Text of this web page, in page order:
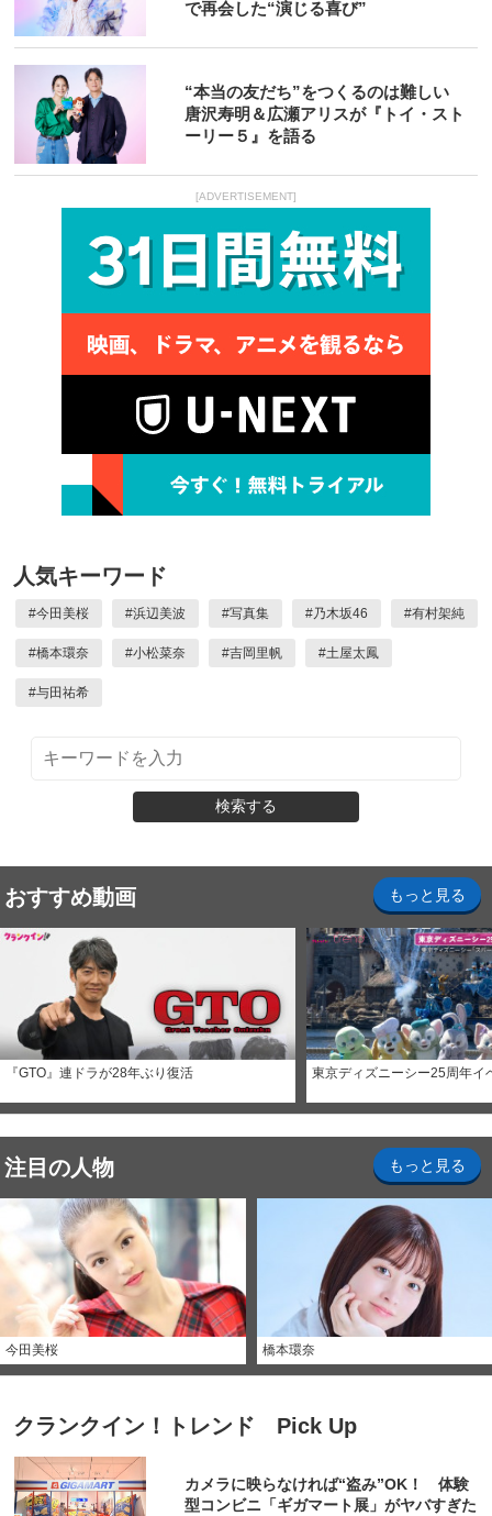
で再会した“演じる喜び”
“本当の友だち”をつくるのは難しい
唐沢寿明＆広瀬アリスが『トイ・スト
ーリー５』を語る
[ADVERTISEMENT]
人気キーワード
#今田美桜 #浜辺美波 #写真集 #乃木坂46 #有村架純
#橋本環奈 #小松菜奈 #吉岡里帆 #土屋太鳳
#与田祐希
検索する
おすすめ動画 もっと見る
『GTO』連ドラが28年ぶり復活 東京ディズニーシー25周年イ
注目の人物 もっと見る
今田美桜 橋本環奈
クランクイン！トレンド Pick Up
カメラに映らなければ“盗み”OK！ 体験
型コンビニ「ギガマート展」がヤバすぎた